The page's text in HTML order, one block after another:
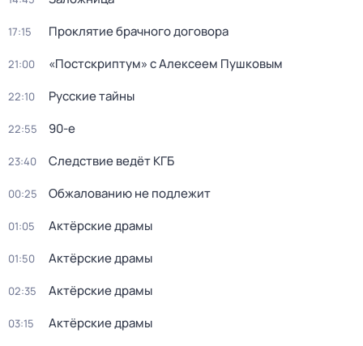
17:15 Проклятие брачного договора
21:00 «Постскриптум» с Алексеем Пушковым
22:10 Русские тайны
22:55 90-е
23:40 Следствие ведёт КГБ
00:25 Обжалованию не подлежит
01:05 Актёрские драмы
01:50 Актёрские драмы
02:35 Актёрские драмы
03:15 Актёрские драмы